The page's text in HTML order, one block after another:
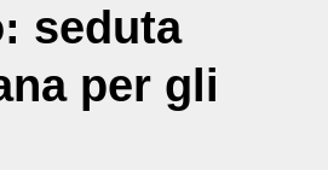
seduta
per gli